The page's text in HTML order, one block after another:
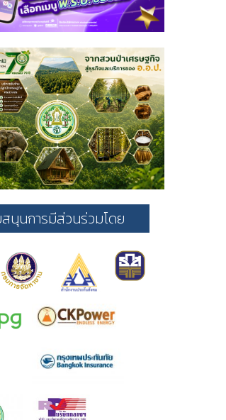
นุนการมีส่วนร่วมโดย